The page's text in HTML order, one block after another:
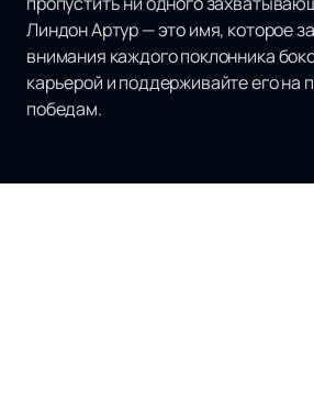
Линдон Артур — это имя, которое
внимания каждого поклонника
карьерой и поддерживайте его на
победам.